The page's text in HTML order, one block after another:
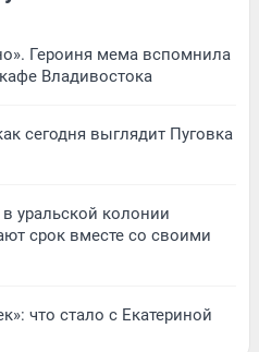
Героиня мема вспомнила
Владивостока
сегодня выглядит Пуговка
уральской колонии
срок вместе со своими
что стало с Екатериной